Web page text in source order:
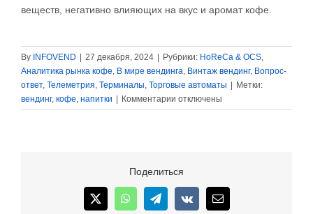
веществ, негативно влияющих на вкус и аромат кофе.
By INFOVEND | 27 декабря, 2024 | Рубрики: HoReCa & OCS
Аналитика рынка кофе В мире вендинга Винтаж вендинг, Вопрос-
ответ, Телеметрия Терминалы Торговые автоматы | Метки:
вендинг, кофе напитки | Комментарии к
записи
качества
отключены
Поделиться
X WhatsAppTelegram
Vk Email